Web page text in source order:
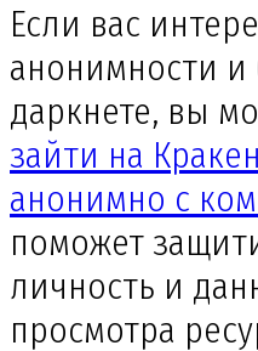
Если вас
анонимности и
даркнете, вы
зайти на
анонимно с
поможет
личность и
просмотра